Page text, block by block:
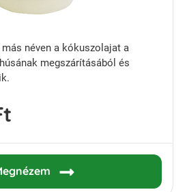
néven a kókuszolajat a
megszárításából és